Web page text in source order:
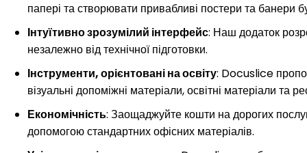
папері та створювати привабливі постери та банери
Інтуїтивно зрозумілий інтерфейс: Наш додаток
незалежно від технічної підготовки.
Інструменти, орієнтовані на освіту: Docuslice
візуальні допоміжні матеріали, освітні матеріали та
Економічність: Заощаджуйте кошти на дорогих
допомогою стандартних офісних матеріалів.